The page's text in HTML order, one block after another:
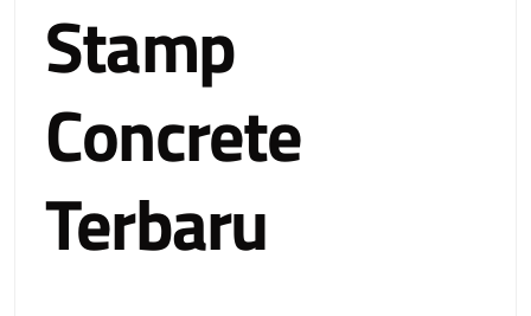
Stamp
Concrete
Terbaru